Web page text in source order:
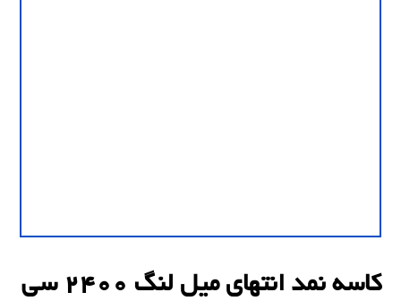
کاسه نمد انتهای میل لنگ 2400 سی